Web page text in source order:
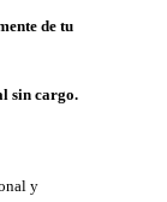
de tu
sin cargo.
y